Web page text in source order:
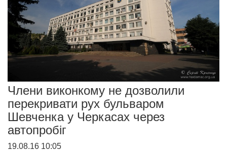
Члени виконкому не дозволили
перекривати рух бульваром
Шевченка у Черкасах через
автопробіг
19.08.16 10:05